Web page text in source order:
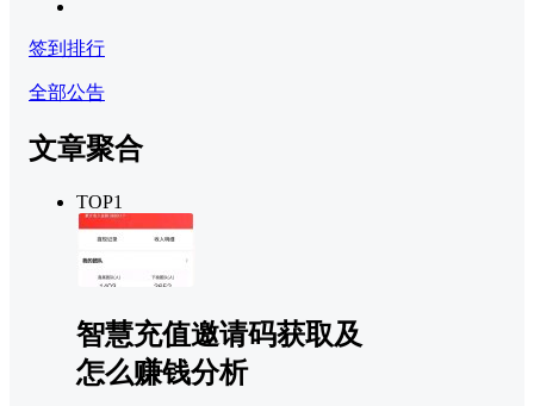
签到排行
全部公告
文章聚合
TOP1
智慧充值邀请码获取及
怎么赚钱分析